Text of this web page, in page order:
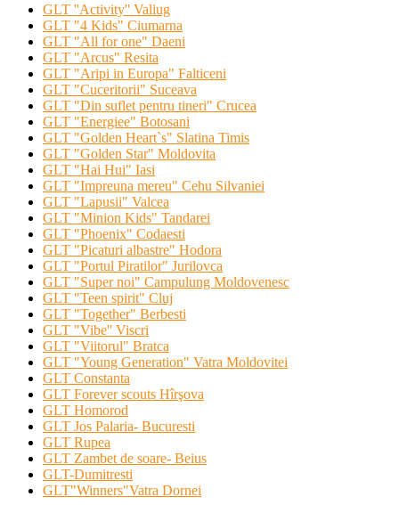
GLT ''Activity'' Valiug
GLT "4 Kids" Ciumarna
GLT "All for one" Daeni
GLT "Arcus" Resita
GLT "Aripi in Europa" Falticeni
GLT "Cuceritorii" Suceava
GLT "Din suflet pentru tineri" Crucea
GLT "Energiee" Botosani
GLT "Golden Heart`s" Slatina Timis
GLT "Golden Star" Moldovita
GLT "Hai Hui" Iasi
GLT "Impreuna mereu" Cehu Silvaniei
GLT "Lapusii" Valcea
GLT "Minion Kids" Tandarei
GLT "Phoenix" Codaesti
GLT "Picaturi albastre" Hodora
GLT "Portul Piratilor" Jurilovca
GLT "Super noi" Campulung Moldovenesc
GLT "Teen spirit" Cluj
GLT "Together" Berbesti
GLT "Vibe'' Viscri
GLT "Viitorul" Bratca
GLT "Young Generation" Vatra Moldovitei
GLT Constanta
GLT Forever scouts Hîrşova
GLT Homorod
GLT Jos Palaria- Bucuresti
GLT Rupea
GLT Zambet de soare- Beius
GLT-Dumitresti
GLT"Winners"Vatra Dornei